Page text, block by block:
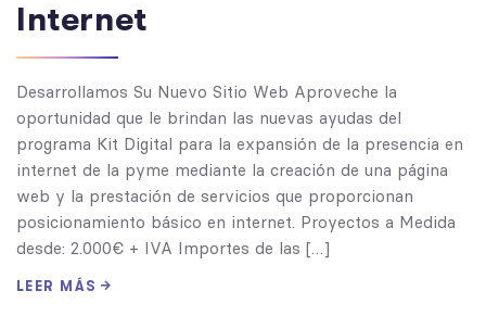
Internet
Desarrollamos Su Nuevo Sitio Web Aproveche la
oportunidad que le brindan las nuevas ayudas del
programa Kit Digital para la expansión de la presencia en
internet de la pyme mediante la creación de una página
web y la prestación de servicios que proporcionan
posicionamiento básico en internet. Proyectos a Medida
desde: 2.000€ + IVA Importes de las […]
LEER MÁS